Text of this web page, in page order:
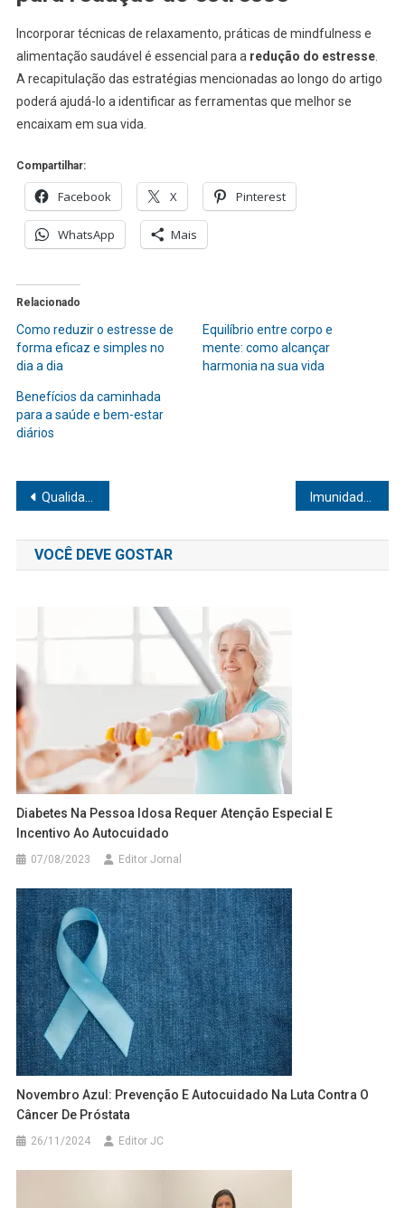
Incorporar técnicas de relaxamento, práticas de mindfulness e
alimentação saudável é essencial para a redução do estresse.
A recapitulação das estratégias mencionadas ao longo do artigo
poderá ajudá-lo a identificar as ferramentas que melhor se
encaixam em sua vida.
Compartilhar:
Facebook X Pinterest
WhatsApp Mais
Relacionado
Como reduzir o estresse de
forma eficaz e simples no
dia a dia
Equilíbrio entre corpo e
mente: como alcançar
harmonia na sua vida
Benefícios da caminhada
para a saúde e bem-estar
diários
Navegação
de
Post
Qualidade de vida: Descubra o segredo que poucos conhecem Imunidade: Você Sabe Como Aumentá-la com Alimentos Surpreendentes?
VOCÊ DEVE GOSTAR
Diabetes Na Pessoa Idosa Requer Atenção Especial E
Incentivo Ao Autocuidado
07/08/2023 Editor Jornal
Novembro Azul: Prevenção E Autocuidado Na Luta Contra O
Câncer De Próstata
26/11/2024 Editor JC